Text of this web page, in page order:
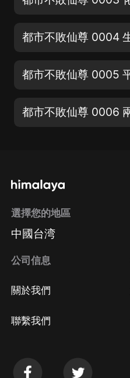
選擇您的地區
中國台湾
公司信息
關於我們
聯繫我們